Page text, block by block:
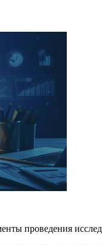
проведения